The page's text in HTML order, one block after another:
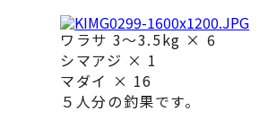
ワラサ 3～3.5kg × 6
シマアジ × 1
マダイ × 16
５人分の釣果です。